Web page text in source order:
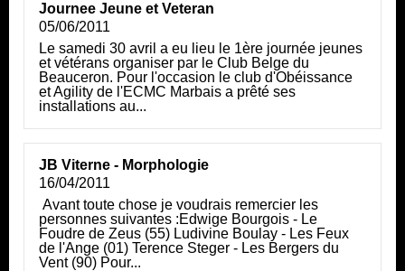
Journee Jeune et Veteran
05/06/2011
Le samedi 30 avril a eu lieu le 1ère journée jeunes
et vétérans organiser par le Club Belge du
Beauceron. Pour l'occasion le club d'Obéissance
et Agility de l'ECMC Marbais a prêté ses
installations au...
JB Viterne - Morphologie
16/04/2011
Avant toute chose je voudrais remercier les
personnes suivantes :Edwige Bourgois - Le
Foudre de Zeus (55) Ludivine Boulay - Les Feux
de l'Ange (01) Terence Steger - Les Bergers du
Vent (90) Pour...